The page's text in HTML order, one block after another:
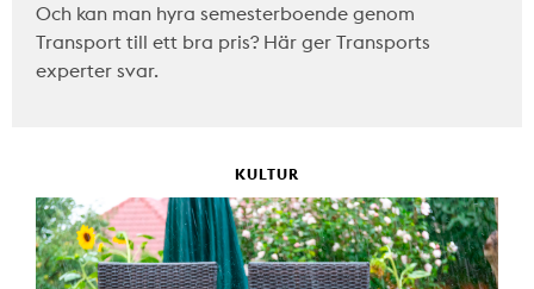
Och kan man hyra semesterboende genom
Transport till ett bra pris? Här ger Transports
experter svar.
KULTUR